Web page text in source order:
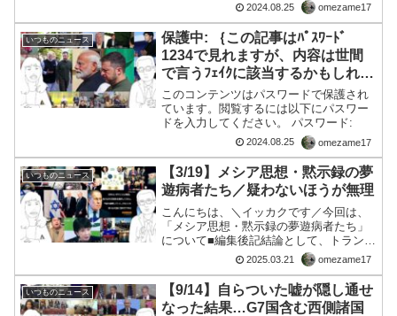
置が見えない2024.08.25 omezame17
いつものニュース
保護中: ｛この記事はﾊﾟｽﾜｰﾄﾞ
1234で見れますが、内容は世間
で言うﾌｪｲｸに該当するかもしれま
せん予め告知しました｝【8/25】
私たちは歴史の生き証人／我々を
殺しても思想は死なない モリコ
ーネ・・・【AFP＝時事】フラン
ス警察は24日、通信アプリ「テレ
グラム（Telegram）」の創業者
で最高経営責任者（CEO）のパ
ーベル・ドゥロフ（Pavel
Durov）容疑者を、同アプリにつ
いて犯罪予防に向けた行動を取ら
なかったとして逮捕した。
このコンテンツはパスワードで保護され
ています。閲覧するには以下にパスワー
ドを入力してください。 パスワード:
2024.08.25 omezame17
いつものニュース
【3/19】メシア思想・黙示録の夢
遊病者たち／疑わないほうが無理
こんにちは、＼イッカクです／今回は、
「メシア思想・黙示録の夢遊病者たち」
について■編集後記結論として、トランプ
を買いかぶらないほうが良い！理由AIで
調べた ↓まず、チャバド派とは？カルト
なのか？チャバド派（Chabad-
Lubavitch）...
2025.03.21 omezame17
いつものニュース
【9/14】自らついた嘘が隠し通せ
なった結果…G7国含む西側諸国